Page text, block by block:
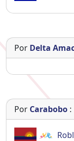
Por Delta
Por Carabobo :